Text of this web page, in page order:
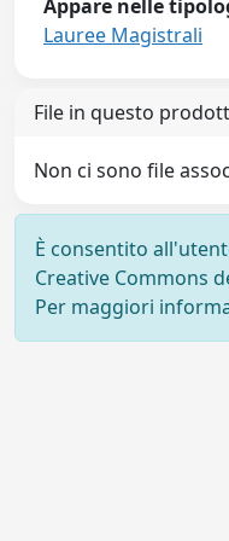
Appare nelle
Lauree Magistrali
File in questo
Non ci sono file
È consentito
Creative Commons
Per maggiori